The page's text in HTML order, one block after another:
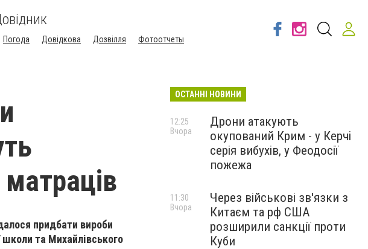
Погода Довідкова Дозвілля Фотоотчеты
придбати вироби
та Михайлівського
ОСТАННІ НОВИНИ
Дрони атакують
окупований Крим - у Керчі
серія вибухів, у Феодосії
пожежа
12:25
Вчора
Через військові зв'язки з
Китаєм та рф США
розширили санкції проти
Куби
11:30
Вчора